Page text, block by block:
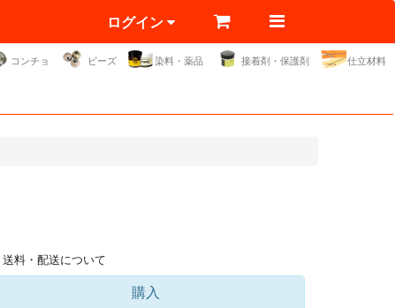
ログイン
コンチョ ビーズ 染料・薬品 接着剤・保護剤 仕立材料
送料・配送について
購入